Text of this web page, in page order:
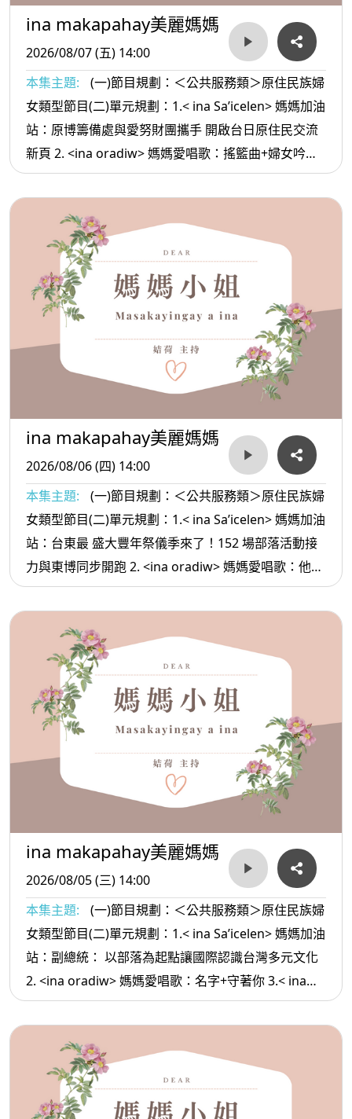
ina makapahay美麗媽媽
2026/08/07 (五) 14:00
本集主題:
(一)節目規劃：＜公共服務類＞原住民族婦
女類型節目(二)單元規劃：1.< ina Sa’icelen> 媽媽加油
站：原博籌備處與愛努財團攜手 開啟台日原住民交流
新頁 2. <ina oradiw> 媽媽愛唱歌：搖籃曲+婦女吟唱
3.< ina Masa’sa >媽媽放輕鬆:家裡 經濟主要的人爸爸
你辛苦了
ina makapahay美麗媽媽
2026/08/06 (四) 14:00
本集主題:
(一)節目規劃：＜公共服務類＞原住民族婦
女類型節目(二)單元規劃：1.< ina Sa’icelen> 媽媽加油
站：台東最 盛大豐年祭儀季來了！152 場部落活動接
力與東博同步開跑 2. <ina oradiw> 媽媽愛唱歌：他的
日子+勇敢 3.< ina Masa’sa >媽媽放輕鬆:情緒穩定的
方法
ina makapahay美麗媽媽
2026/08/05 (三) 14:00
本集主題:
(一)節目規劃：＜公共服務類＞原住民族婦
女類型節目(二)單元規劃：1.< ina Sa’icelen> 媽媽加油
站：副總統： 以部落為起點讓國際認識台灣多元文化
2. <ina oradiw> 媽媽愛唱歌：名字+守著你 3.< ina
Masa’sa >媽媽放輕鬆:當你越來越順利時